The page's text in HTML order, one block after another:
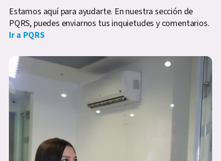
Estamos aquí para ayudarte. En nuestra sección de
PQRS, puedes enviarnos tus inquietudes y comentarios.
Ir a PQRS